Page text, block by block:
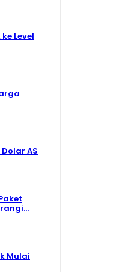
Level
AS
Mulai